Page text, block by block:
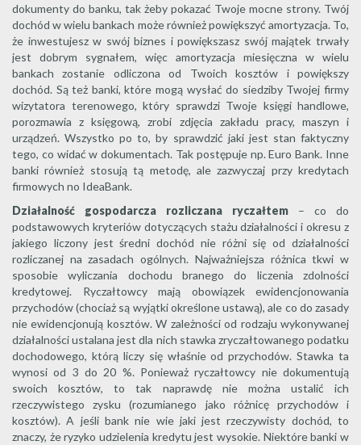
dokumenty do banku, tak żeby pokazać Twoje mocne strony. Twój
dochód w wielu bankach może również powiększyć amortyzacja. To,
że inwestujesz w swój biznes i powiększasz swój majątek trwały
jest dobrym sygnałem, więc amortyzacja miesięczna w wielu
bankach zostanie odliczona od Twoich kosztów i powiększy
dochód. Są też banki, które mogą wysłać do siedziby Twojej firmy
wizytatora terenowego, który sprawdzi Twoje księgi handlowe,
porozmawia z księgową, zrobi zdjęcia zakładu pracy, maszyn i
urządzeń. Wszystko po to, by sprawdzić jaki jest stan faktyczny
tego, co widać w dokumentach. Tak postępuje np. Euro Bank. Inne
banki również stosują tą metodę, ale zazwyczaj przy kredytach
firmowych no IdeaBank.
Działalność gospodarcza rozliczana ryczałtem – co do
podstawowych kryteriów dotyczących stażu działalności i okresu z
jakiego liczony jest średni dochód nie różni się od działalności
rozliczanej na zasadach ogólnych. Najważniejsza różnica tkwi w
sposobie wyliczania dochodu branego do liczenia zdolności
kredytowej. Ryczałtowcy mają obowiązek ewidencjonowania
przychodów (chociaż są wyjątki określone ustawą), ale co do zasady
nie ewidencjonują kosztów. W zależności od rodzaju wykonywanej
działalności ustalana jest dla nich stawka zryczałtowanego podatku
dochodowego, którą liczy się właśnie od przychodów. Stawka ta
wynosi od 3 do 20 %. Ponieważ ryczałtowcy nie dokumentują
swoich kosztów, to tak naprawdę nie można ustalić ich
rzeczywistego zysku (rozumianego jako różnicę przychodów i
kosztów). A jeśli bank nie wie jaki jest rzeczywisty dochód, to
znaczy, że ryzyko udzielenia kredytu jest wysokie. Niektóre banki w